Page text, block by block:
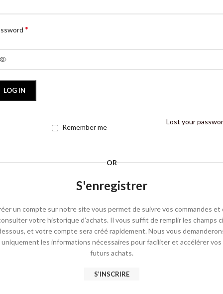
*
LOG IN
Lost your
Remember me
OR
S'enregistrer
un compte sur notre site vous permet de suivre vos commandes et
votre historique d’achats. Il vous suffit de remplir les champs
et votre compte sera créé rapidement. Nous vous
uniquement les informations nécessaires pour faciliter et accélérer vos
futurs achats.
S’INSCRIRE